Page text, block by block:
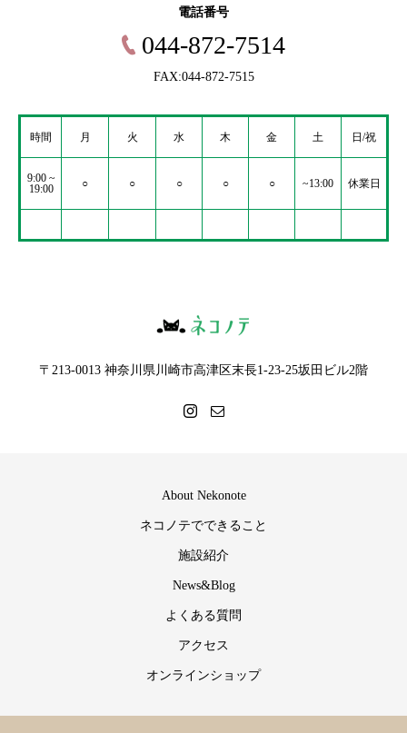
電話番号
044-872-7514
FAX:044-872-7515
時間 月 火 水 木 金 土 日/祝
9:00 ~
19:00
○ ○ ○ ○ ○ ~13:00 休業日
〒213-0013 神奈川県川崎市高津区末長1-23-25坂田ビル2階
About Nekonote
ネコノテでできること
施設紹介
News&Blog
よくある質問
アクセス
オンラインショップ